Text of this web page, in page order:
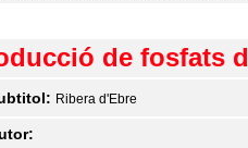
de fosfats
Ribera d'Ebre